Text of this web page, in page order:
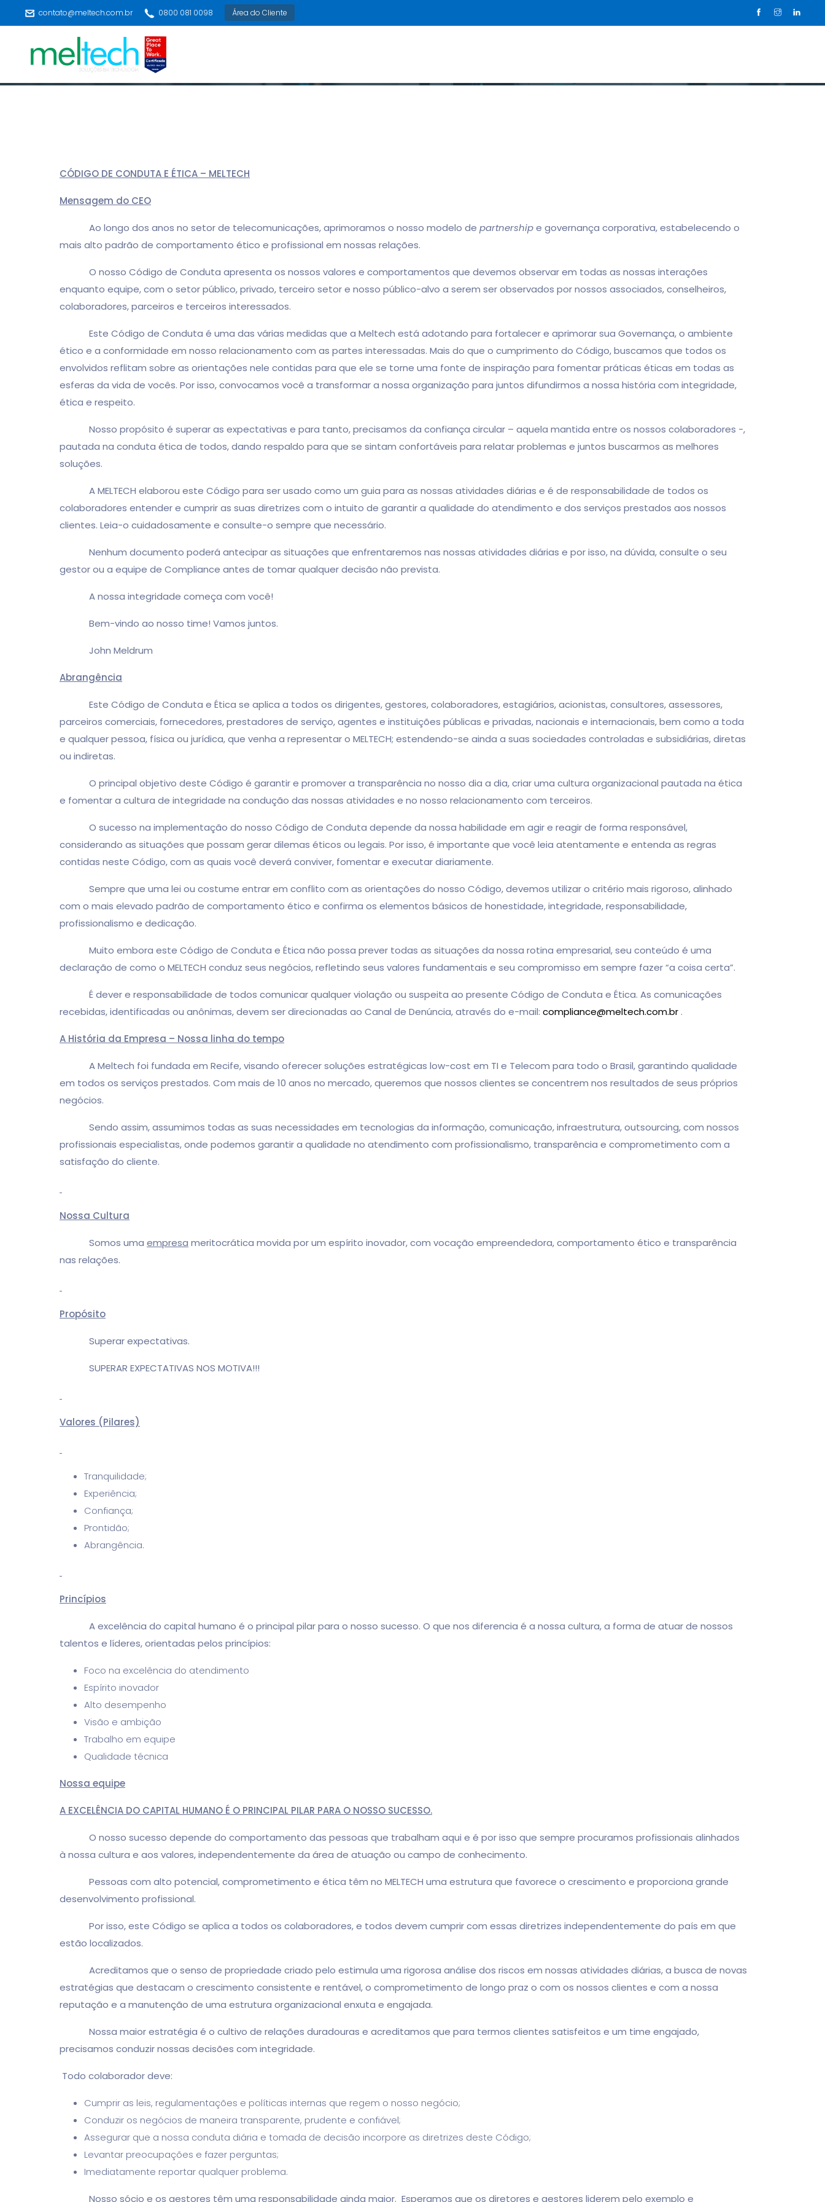
contato@meltech.com.br 0800 081 0098 Área do Cliente
CÓDIGO DE CONDUTA E ÉTICA – MELTECH
Mensagem do CEO
Ao longo dos anos no setor de telecomunicações, aprimoramos o nosso modelo de partnershipe governança corporativa, estabelecendo o
mais alto padrão de comportamento ético e profissional em nossas relações.
O nosso Código de Conduta apresenta os nossos valores e comportamentos que devemos observar em todas as nossas interações
enquanto equipe, com o setor público, privado, terceiro setor e nosso público-alvo a serem ser observados por nossos associados, conselheiros,
colaboradores, parceiros e terceiros interessados.
Este Código de Conduta é uma das várias medidas que a Meltech está adotando para fortalecer e aprimorar sua Governança, o ambiente
ético e a conformidade em nosso relacionamento com as partes interessadas. Mais do que o cumprimento do Código, buscamos que todos os
envolvidos reflitam sobre as orientações nele contidas para que ele se torne uma fonte de inspiração para fomentar práticas éticas em todas as
esferas da vida de vocês. Por isso, convocamos você a transformar a nossa organização para juntos difundirmos a nossa história com integridade,
ética e respeito.
Nosso propósito é superar as expectativas e para tanto, precisamos da confiança circular – aquela mantida entre os nossos colaboradores -,
pautada na conduta ética de todos, dando respaldo para que se sintam confortáveis para relatar problemas e juntos buscarmos as melhores
soluções.
A MELTECH elaborou este Código para ser usado como um guia para as nossas atividades diárias e é de responsabilidade de todos os
colaboradores entender e cumprir as suas diretrizes com o intuito de garantir a qualidade do atendimento e dos serviços prestados aos nossos
clientes. Leia-o cuidadosamente e consulte-o sempre que necessário.
Nenhum documento poderá antecipar as situações que enfrentaremos nas nossas atividades diárias e por isso, na dúvida, consulte o seu
gestor ou a equipe de Compliance antes de tomar qualquer decisão não prevista.
A nossa integridade começa com você!
Bem-vindo ao nosso time! Vamos juntos.
John Meldrum
Abrangência
Este Código de Conduta e Ética se aplica a todos os dirigentes, gestores, colaboradores, estagiários, acionistas, consultores, assessores,
parceiros comerciais, fornecedores, prestadores de serviço, agentes e instituições públicas e privadas, nacionais e internacionais, bem como a toda
e qualquer pessoa, física ou jurídica, que venha a representar o MELTECH; estendendo-se ainda a suas sociedades controladas e subsidiárias, diretas
ou indiretas.
O principal objetivo deste Código é garantir e promover a transparência no nosso dia a dia, criar uma cultura organizacional pautada na ética
e fomentar a cultura de integridade na condução das nossas atividades e no nosso relacionamento com terceiros.
O sucesso na implementação do nosso Código de Conduta depende da nossa habilidade em agir e reagir de forma responsável,
considerando as situações que possam gerar dilemas éticos ou legais. Por isso, é importante que você leia atentamente e entenda as regras
contidas neste Código, com as quais você deverá conviver, fomentar e executar diariamente.
Sempre que uma lei ou costume entrar em conflito com as orientações do nosso Código, devemos utilizar o critério mais rigoroso, alinhado
com o mais elevado padrão de comportamento ético e confirma os elementos básicos de honestidade, integridade, responsabilidade,
profissionalismo e dedicação.
Muito embora este Código de Conduta e Ética não possa prever todas as situações da nossa rotina empresarial, seu conteúdo é uma
declaração de como o MELTECH conduz seus negócios, refletindo seus valores fundamentais e seu compromisso em sempre fazer “a coisa certa”.
É dever e responsabilidade de todos comunicar qualquer violação ou suspeita ao presente Código de Conduta e Ética. As comunicações
recebidas, identificadas ou anônimas, devem ser direcionadas ao Canal de Denúncia, através do e-mail: compliance@meltech.com.br .
A História da Empresa – Nossa linha do tempo
A Meltech foi fundada em Recife, visando oferecer soluções estratégicas low-cost em TI e Telecom para todo o Brasil, garantindo qualidade
em todos os serviços prestados. Com mais de 10 anos no mercado, queremos que nossos clientes se concentrem nos resultados de seus próprios
negócios.
Sendo assim, assumimos todas as suas necessidades em tecnologias da informação, comunicação, infraestrutura, outsourcing, com nossos
profissionais especialistas, onde podemos garantir a qualidade no atendimento com profissionalismo, transparência e comprometimento com a
satisfação do cliente.
Nossa Cultura
Somos uma empresa meritocrática movida por um espírito inovador, com vocação empreendedora, comportamento ético e transparência
nas relações.
Propósito
Superar expectativas.
SUPERAR EXPECTATIVAS NOS MOTIVA!!!
Valores (Pilares)
Tranquilidade;
Experiência;
Confiança;
Prontidão;
Abrangência.
Princípios
A excelência do capital humano é o principal pilar para o nosso sucesso. O que nos diferencia é a nossa cultura, a forma de atuar de nossos
talentos e líderes, orientadas pelos princípios:
Foco na excelência do atendimento
Espírito inovador
Alto desempenho
Visão e ambição
Trabalho em equipe
Qualidade técnica
Nossa equipe
A EXCELÊNCIA DO CAPITAL HUMANO É O PRINCIPAL PILAR PARA O NOSSO SUCESSO.
O nosso sucesso depende do comportamento das pessoas que trabalham aqui e é por isso que sempre procuramos profissionais alinhados
à nossa cultura e aos valores, independentemente da área de atuação ou campo de conhecimento.
Pessoas com alto potencial, comprometimento e ética têm no MELTECH uma estrutura que favorece o crescimento e proporciona grande
desenvolvimento profissional.
Por isso, este Código se aplica a todos os colaboradores, e todos devem cumprir com essas diretrizes independentemente do país em que
estão localizados.
Acreditamos que o senso de propriedade criado pelo estimula uma rigorosa análise dos riscos em nossas atividades diárias, a busca de novas
estratégias que destacam o crescimento consistente e rentável, o comprometimento de longo praz o com os nossos clientes e com a nossa
reputação e a manutenção de uma estrutura organizacional enxuta e engajada.
Nossa maior estratégia é o cultivo de relações duradouras e acreditamos que para termos clientes satisfeitos e um time engajado,
precisamos conduzir nossas decisões com integridade.
Todo colaborador deve:
Cumprir as leis, regulamentações e políticas internas que regem o nosso negócio;
Conduzir os negócios de maneira transparente, prudente e confiável;
Assegurar que a nossa conduta diária e tomada de decisão incorpore as diretrizes deste Código;
Levantar preocupações e fazer perguntas;
Imediatamente reportar qualquer problema.
Nosso sócio e os gestores têm uma responsabilidade ainda maior. Esperamos que os diretores e gestores liderem pelo exemplo e